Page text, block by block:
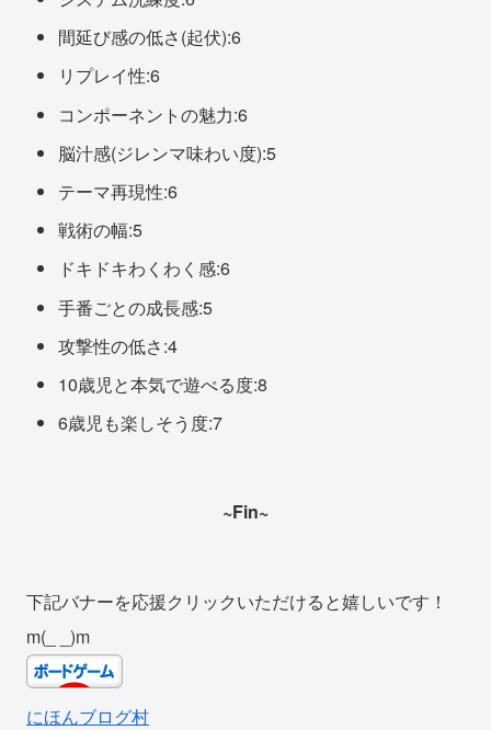
間延び感の低さ(起伏):6
リプレイ性:6
コンポーネントの魅力:6
脳汁感(ジレンマ味わい度):5
テーマ再現性:6
戦術の幅:5
ドキドキわくわく感:6
手番ごとの成長感:5
攻撃性の低さ:4
10歳児と本気で遊べる度:8
6歳児も楽しそう度:7
~Fin~
下記バナーを応援クリックいただけると嬉しいです！
m(_ _)m
にほんブログ村